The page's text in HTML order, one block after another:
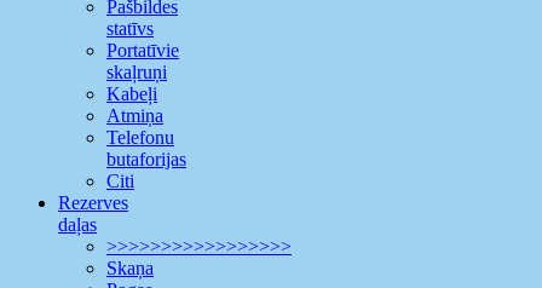
Pašbildes
statīvs
Portatīvie
skaļruņi
Kabeļi
Atmiņa
Telefonu
butaforijas
Citi
Rezerves
daļas
>>>>>>>>>>>>>>>>>
Skaņa